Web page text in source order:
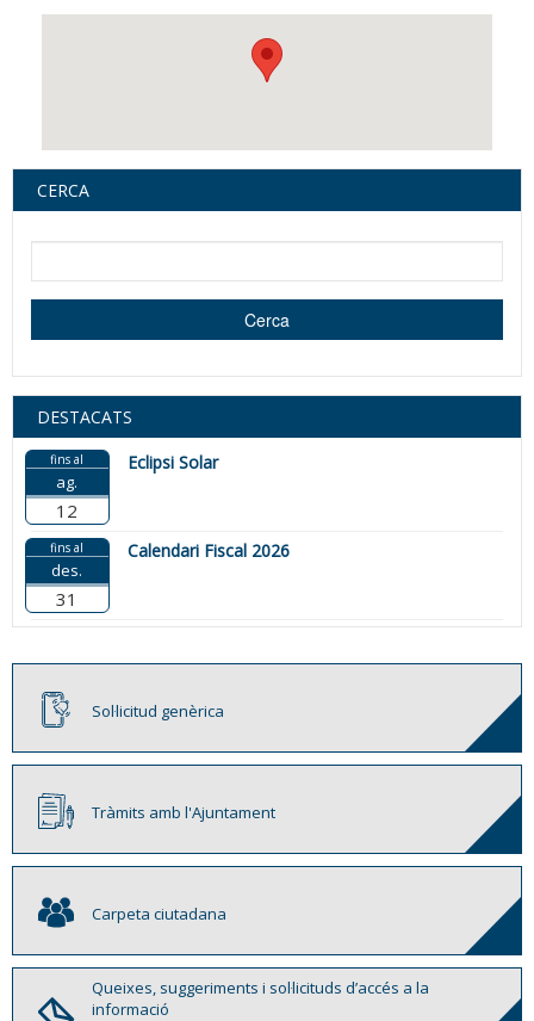
CERCA
Cerca
DESTACATS
fins al
ag.
12
Eclipsi Solar
fins al
des.
31
Calendari Fiscal 2026
Sol·licitud genèrica
Tràmits amb l'Ajuntament
Carpeta ciutadana
Queixes, suggeriments i sol·licituds d’accés a la
informació